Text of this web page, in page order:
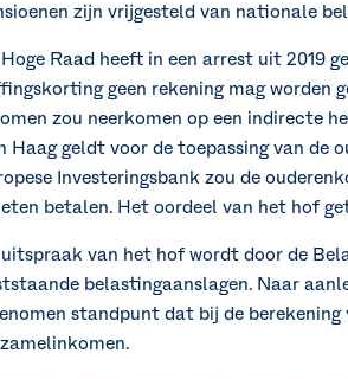
zijn vrijgesteld van nationale
Hoge Raad heeft in een arrest uit 2019
geen rekening mag worden
zou neerkomen op een indirecte
Haag geldt voor de toepassing van de
Investeringsbank zou de
betalen. Het oordeel van het hof
uitspraak van het hof wordt door de
belastingaanslagen. Naar
standpunt dat bij de